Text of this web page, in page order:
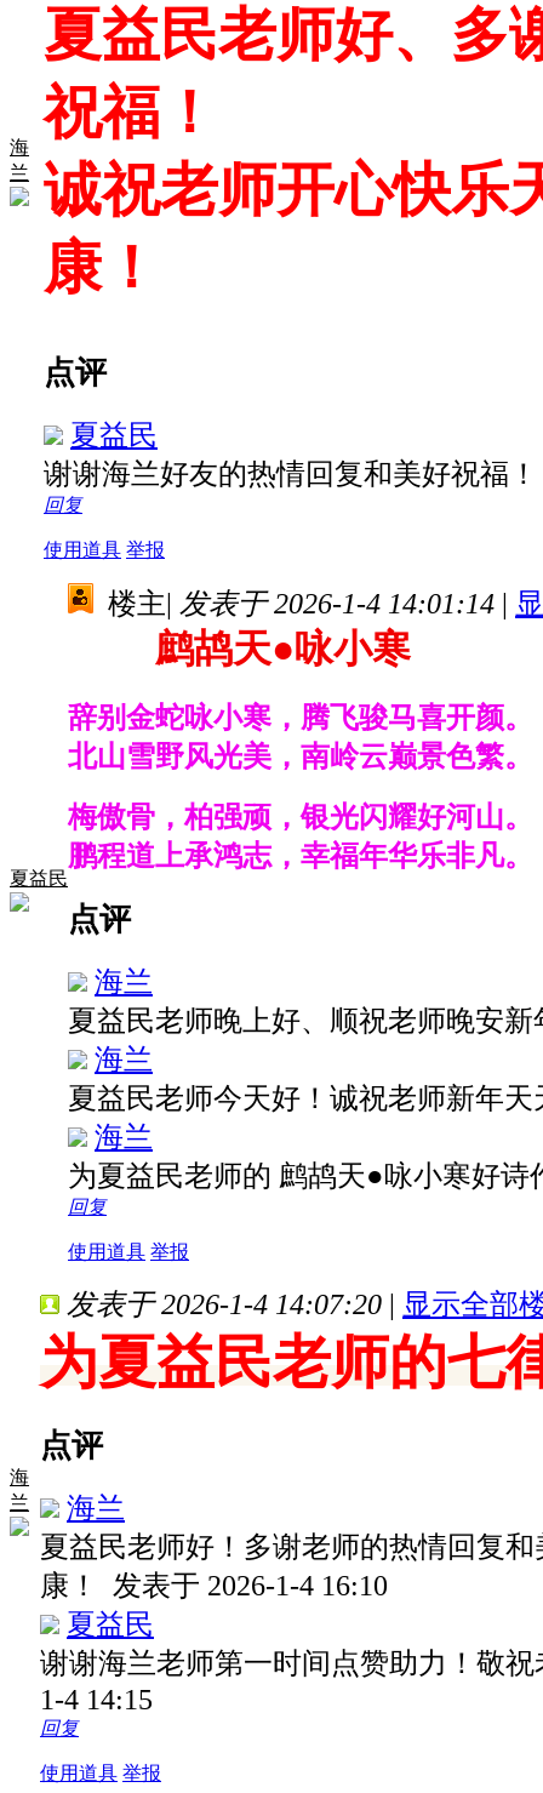
海
兰
夏益民老师好、多
祝福！
诚祝老师开心快乐
康！
点评
夏益民
谢谢海兰好友的热情回复和美好祝福
回复
使用道具 举报
夏益民
楼主| 发表于 2026-1-4 14:01:14 |
鹧鸪天●咏小寒
辞别金蛇咏小寒，腾飞骏马喜开颜。
北山雪野风光美，南岭云巅景色繁。
梅傲骨，柏强顽，银光闪耀好河山。
鹏程道上承鸿志，幸福年华乐非凡。
点评
海兰
夏益民老师晚上好、顺祝老师晚安
海兰
夏益民老师今天好！诚祝老师新年
海兰
为夏益民老师的 鹧鸪天●咏小寒好
回复
使用道具 举报
海
兰
发表于 2026-1-4 14:07:20 | 显示全部
为夏益民老师的七
点评
海兰
夏益民老师好！多谢老师的热情回复
康！ 发表于 2026-1-4 16:10
夏益民
谢谢海兰老师第一时间点赞助力！敬
1-4 14:15
回复
使用道具 举报